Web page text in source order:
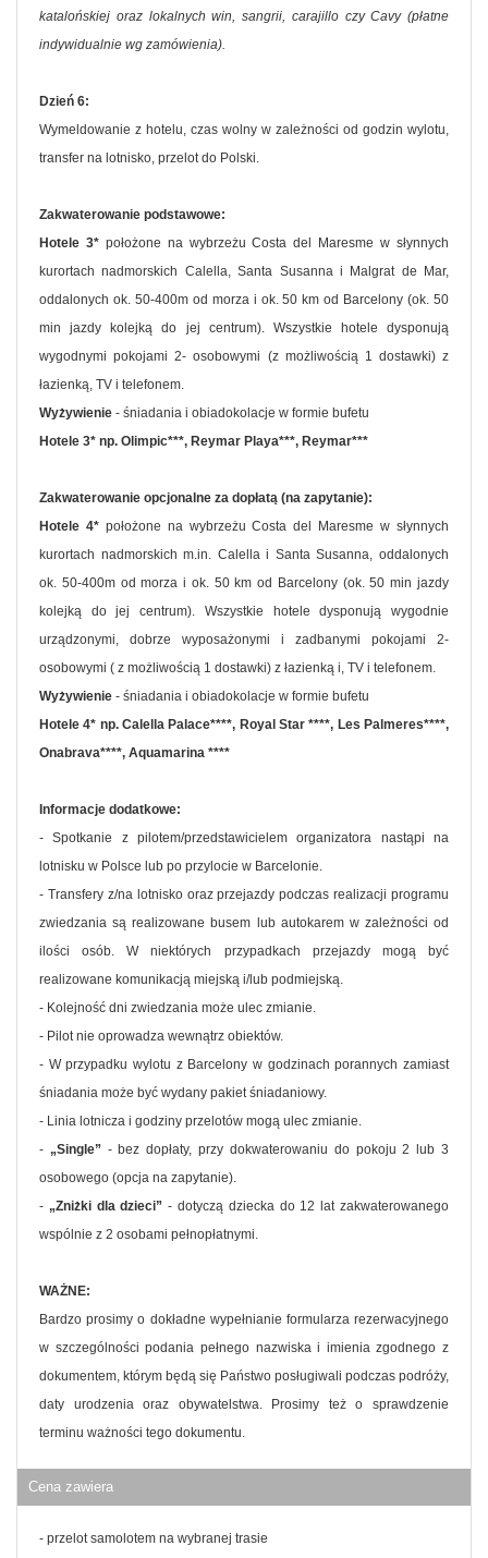
katalońskiej oraz lokalnych win, sangrii, carajillo czy Cavy (płatne
indywidualnie wg zamówienia).
Dzień 6:
Wymeldowanie z hotelu, czas wolny w zależności od godzin wylotu,
transfer na lotnisko, przelot do Polski.
Zakwaterowanie podstawowe:
Hotele 3*położone na wybrzeżu Costa del Maresme w słynnych
kurortach nadmorskich Calella, Santa Susanna i Malgrat de Mar,
oddalonych ok. 50-400m od morza i ok. 50 km od Barcelony (ok. 50
min jazdy kolejką do jej centrum). Wszystkie hotele dysponują
wygodnymi pokojami 2- osobowymi (z możliwością 1 dostawki) z
łazienką, TV i telefonem.
Wyżywienie - śniadania i obiadokolacje w formie bufetu
Hotele 3* np. Olimpic***, Reymar Playa***, Reymar***
Zakwaterowanie opcjonalne za dopłatą (na zapytanie):
Hotele 4*położone na wybrzeżu Costa del Maresme w słynnych
kurortach nadmorskich m.in. Calella i Santa Susanna, oddalonych
ok. 50-400m od morza i ok. 50 km od Barcelony (ok. 50 min jazdy
kolejką do jej centrum). Wszystkie hotele dysponują wygodnie
urządzonymi, dobrze wyposażonymi i zadbanymi pokojami 2-
osobowymi ( z możliwością 1 dostawki) z łazienką i, TV i telefonem.
Wyżywienie - śniadania i obiadokolacje w formie bufetu
Hotele 4* np. Calella Palace****, Royal Star ****, Les Palmeres****,
Onabrava****, Aquamarina ****
Informacje dodatkowe:
- Spotkanie z pilotem/przedstawicielem organizatora nastąpi na
lotnisku w Polsce lub po przylocie w Barcelonie.
- Transfery z/na lotnisko oraz przejazdy podczas realizacji programu
zwiedzania są realizowane busem lub autokarem w zależności od
ilości osób. W niektórych przypadkach przejazdy mogą być
realizowane komunikacją miejską i/lub podmiejską.
- Kolejność dni zwiedzania może ulec zmianie.
- Pilot nie oprowadza wewnątrz obiektów.
- W przypadku wylotu z Barcelony w godzinach porannych zamiast
śniadania może być wydany pakiet śniadaniowy.
- Linia lotnicza i godziny przelotów mogą ulec zmianie.
- „Single” - bez dopłaty, przy dokwaterowaniu do pokoju 2 lub 3
osobowego (opcja na zapytanie).
- „Zniżki dla dzieci” - dotyczą dziecka do 12 lat zakwaterowanego
wspólnie z 2 osobami pełnopłatnymi.
WAŻNE:
Bardzo prosimy o dokładne wypełnianie formularza rezerwacyjnego
w szczególności podania pełnego nazwiska i imienia zgodnego z
dokumentem, którym będą się Państwo posługiwali podczas podróży,
daty urodzenia oraz obywatelstwa. Prosimy też o sprawdzenie
terminu ważności tego dokumentu.
Cena zawiera
- przelot samolotem na wybranej trasie